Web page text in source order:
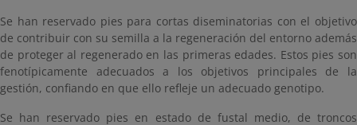
Se han reservado pies para cortas diseminatorias con el objetivo
de contribuir con su semilla a la regeneración del entorno además
de proteger al regenerado en las primeras edades. Estos pies son
fenotípicamente adecuados a los objetivos principales de la
gestión, confiando en que ello refleje un adecuado genotipo.
Se han reservado pies en estado de fustal medio, de troncos